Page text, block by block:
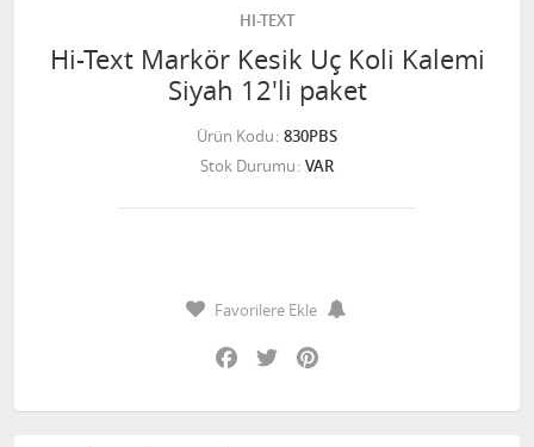
HI-TEXT
Hi-Text Markör Kesik Uç Koli Kalemi
Siyah 12'li paket
Ürün Kodu 830PBS
Stok Durumu VAR
Favorilere Ekle
Facebook
Twitter